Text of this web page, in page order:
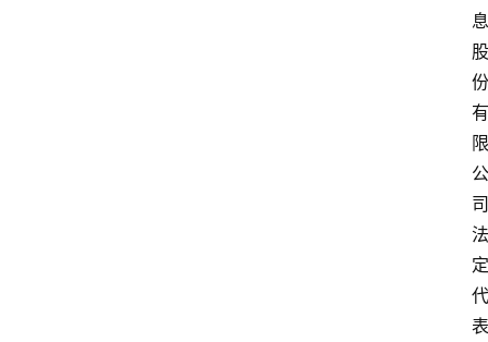
息
股
份
有
限
公
司
法
定
代
表